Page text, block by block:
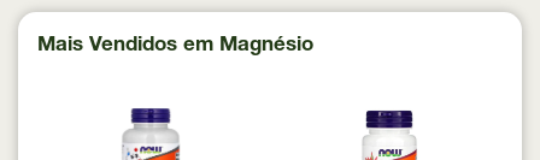
Mais Vendidos em Magnésio